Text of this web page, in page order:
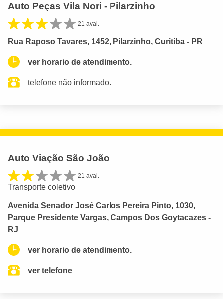
Auto Peças Vila Nori - Pilarzinho
21 aval.
Rua Raposo Tavares, 1452, Pilarzinho, Curitiba - PR
ver horario de atendimento.
telefone não informado.
Auto Viação São João
21 aval.
Transporte coletivo
Avenida Senador José Carlos Pereira Pinto, 1030,
Parque Presidente Vargas, Campos Dos Goytacazes -
RJ
ver horario de atendimento.
ver telefone